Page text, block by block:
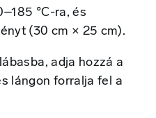
°C-ra, és
(30 cm × 25 cm).
adja hozzá a
lángon forralja fel a